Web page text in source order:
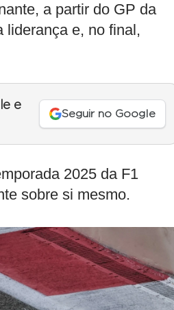
a partir do GP da
liderança e, no final,
e
Seguir no Google
2025 da F1
sobre si mesmo.